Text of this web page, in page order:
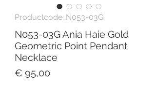
Productcode: N053-03G
N053-03G Ania Haie Gold
Geometric Point Pendant
Necklace
€ 95,00